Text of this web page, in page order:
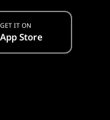
GET IT ON
App Store